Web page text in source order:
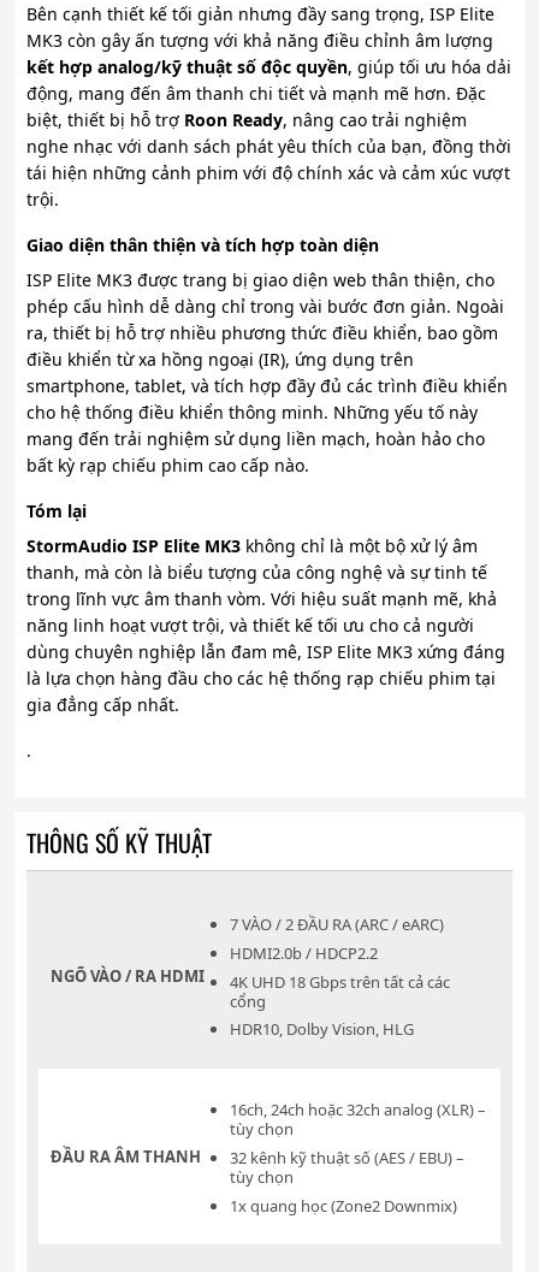
Bên cạnh thiết kế tối giản nhưng đầy sang trọng, ISP Elite
MK3 còn gây ấn tượng với khả năng điều chỉnh âm lượng
kết hợp analog/kỹ thuật số độc quyền, giúp tối ưu hóa dải
động, mang đến âm thanh chi tiết và mạnh mẽ hơn. Đặc
biệt, thiết bị hỗ trợ Roon Ready, nâng cao trải nghiệm
nghe nhạc với danh sách phát yêu thích của bạn, đồng thời
tái hiện những cảnh phim với độ chính xác và cảm xúc vượt
trội.
Giao diện thân thiện và tích hợp toàn diện
ISP Elite MK3 được trang bị giao diện web thân thiện, cho
phép cấu hình dễ dàng chỉ trong vài bước đơn giản. Ngoài
ra, thiết bị hỗ trợ nhiều phương thức điều khiển, bao gồm
điều khiển từ xa hồng ngoại (IR), ứng dụng trên
smartphone, tablet, và tích hợp đầy đủ các trình điều khiển
cho hệ thống điều khiển thông minh. Những yếu tố này
mang đến trải nghiệm sử dụng liền mạch, hoàn hảo cho
bất kỳ rạp chiếu phim cao cấp nào.
Tóm lại
StormAudio ISP Elite MK3 không chỉ là một bộ xử lý âm
thanh, mà còn là biểu tượng của công nghệ và sự tinh tế
trong lĩnh vực âm thanh vòm. Với hiệu suất mạnh mẽ, khả
năng linh hoạt vượt trội, và thiết kế tối ưu cho cả người
dùng chuyên nghiệp lẫn đam mê, ISP Elite MK3 xứng đáng
là lựa chọn hàng đầu cho các hệ thống rạp chiếu phim tại
gia đẳng cấp nhất.
.
THÔNG SỐ KỸ THUẬT
NGÕ VÀO / RA HDMI
7 VÀO / 2 ĐẦU RA (ARC / eARC)
HDMI2.0b / HDCP2.2
4K UHD 18 Gbps trên tất cả các
cổng
HDR10, Dolby Vision, HLG
ĐẦU RA ÂM THANH
16ch, 24ch hoặc 32ch analog (XLR) –
tùy chọn
32 kênh kỹ thuật số (AES / EBU) –
tùy chọn
1x quang học (Zone2 Downmix)